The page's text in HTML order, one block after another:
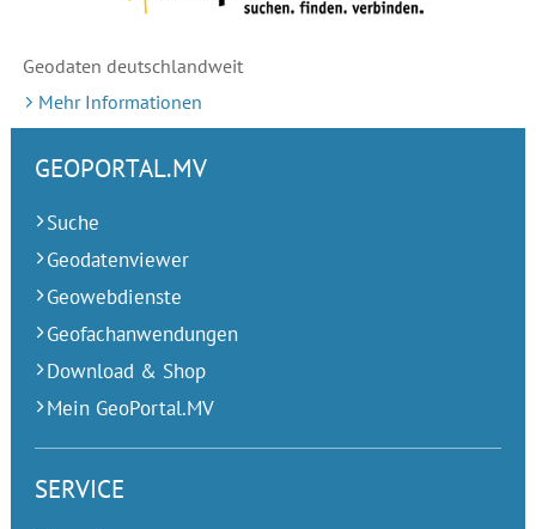
Geodaten deutschlandweit
Mehr Informationen
GEOPORTAL.MV
Suche
Geodatenviewer
Geowebdienste
Geofachanwendungen
Download & Shop
Mein GeoPortal.MV
SERVICE